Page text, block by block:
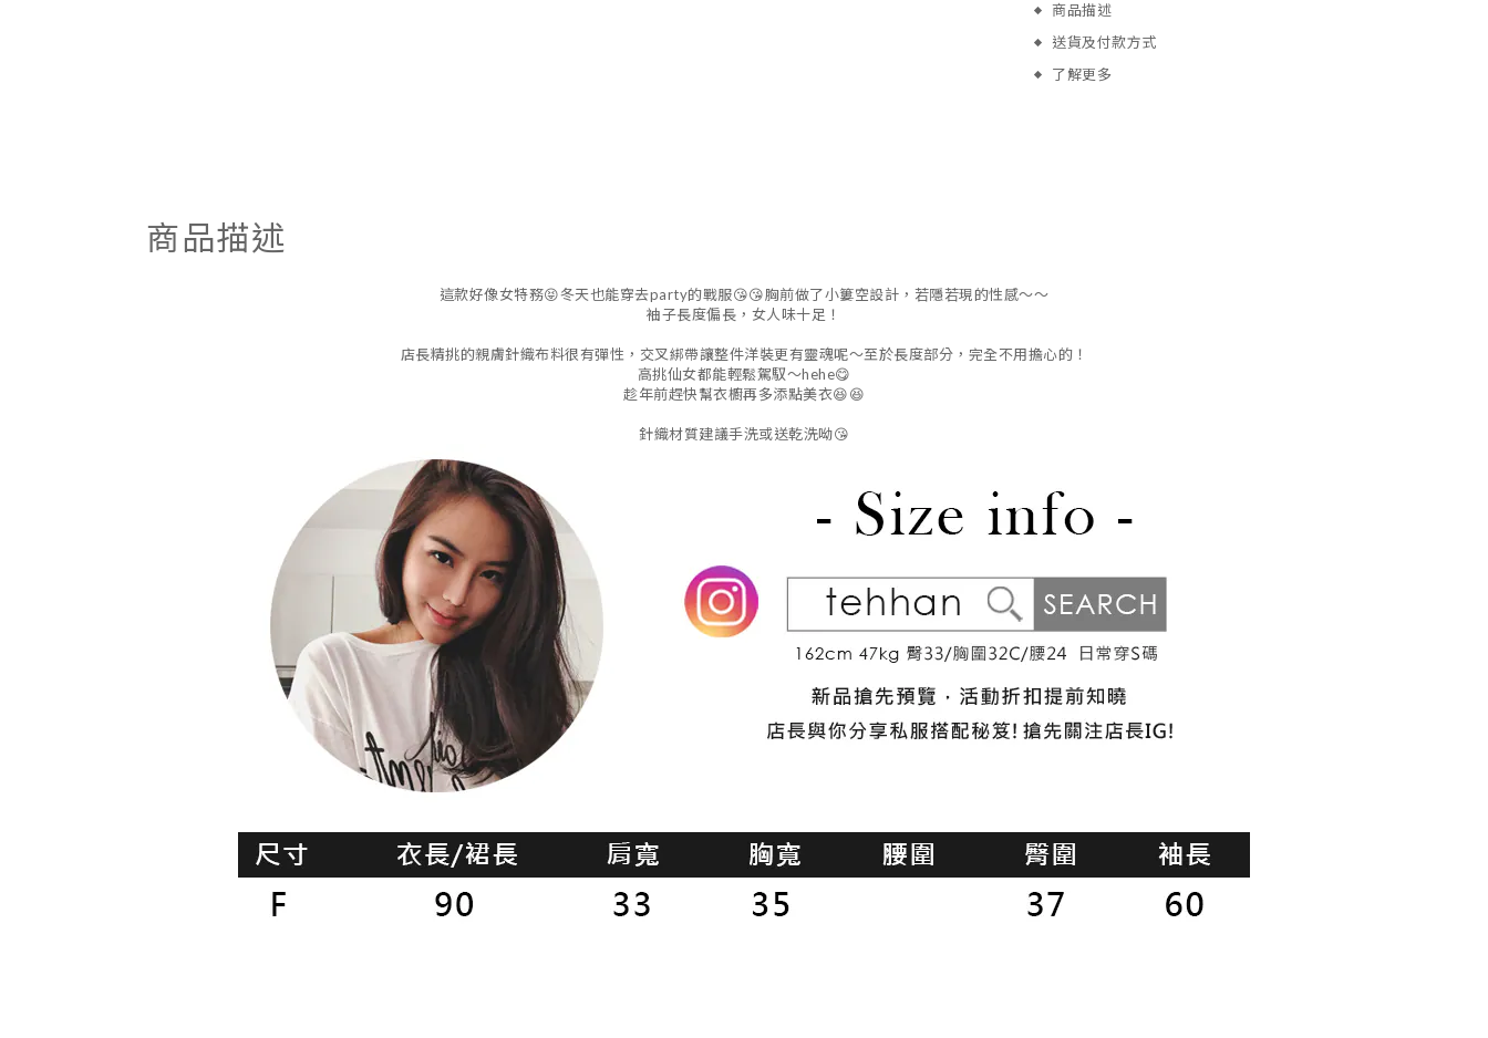
商品描述
送貨及付款方式
了解更多
商品描述
這款好像女特務😝冬天也能穿去party的戰服😘😘胸前做了小簍空設計，若隱若現的性感～～
袖子長度偏長，女人味十足！
店長精挑的親膚針織布料很有彈性，交叉綁帶讓整件洋裝更有靈魂呢～至於長度部分，完全不用擔心的！
高挑仙女都能輕鬆駕馭～hehe😋
趁年前趕快幫衣櫥再多添點美衣😆😆
針織材質建議手洗或送乾洗呦😘